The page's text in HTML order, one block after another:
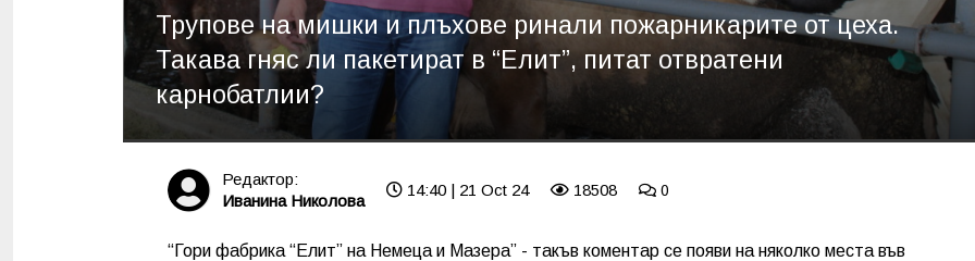
Трупове на мишки и плъхове ринали пожарникарите от цеха.
Такава гняс ли пакетират в “Елит”, питат отвратени
карнобатлии?
Редактор:
Иванина Николова
14:40 | 21 Oct 24 18508 0
“Гори фабрика “Елит” на Немеца и Мазера” - такъв коментар се появи на няколко места във